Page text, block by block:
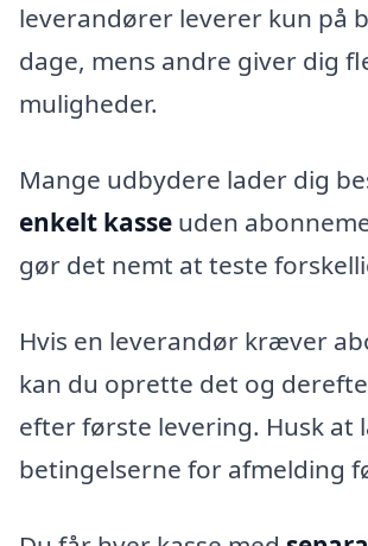
leverandører leverer kun på
dage, mens andre giver dig
muligheder.
Mange udbydere lader dig
enkelt kasse uden
gør det nemt at teste
Hvis en leverandør kræver
kan du oprette det og
efter første levering. Husk at
betingelserne for afmelding